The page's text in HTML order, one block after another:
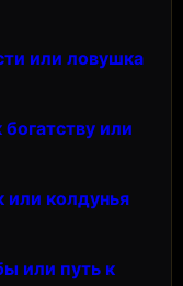
или ловушка
или
или колдунья
или путь к